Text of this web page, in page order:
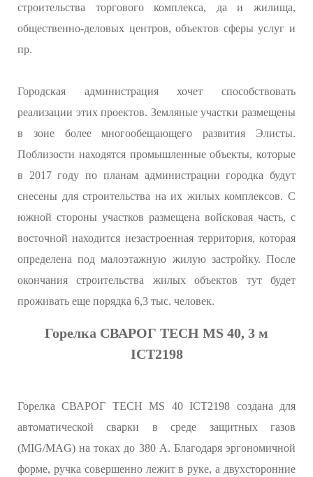
строительства торгового комплекса, да и жилища,
общественно-деловых центров, объектов сферы услуг и
пр.
Городская администрация хочет способствовать
реализации этих проектов. Земляные участки размещены
в зоне более многообещающего развития Элисты.
Поблизости находятся промышленные объекты, которые
в 2017 году по планам администрации городка будут
снесены для строительства на их жилых комплексов. С
южной стороны участков размещена войсковая часть, с
восточной находится незастроенная территория, которая
определена под малоэтажную жилую застройку. После
окончания строительства жилых объектов тут будет
проживать еще порядка 6,3 тыс. человек.
Горелка СВАРОГ TECH MS 40, 3 м
ICT2198
Горелка СВАРОГ TECH MS 40 ICT2198 создана для
автоматической сварки в среде защитных газов
(MIG/MAG) на токах до 380 А. Благодаря эргономичной
форме, ручка совершенно лежит в руке, а двухсторонние